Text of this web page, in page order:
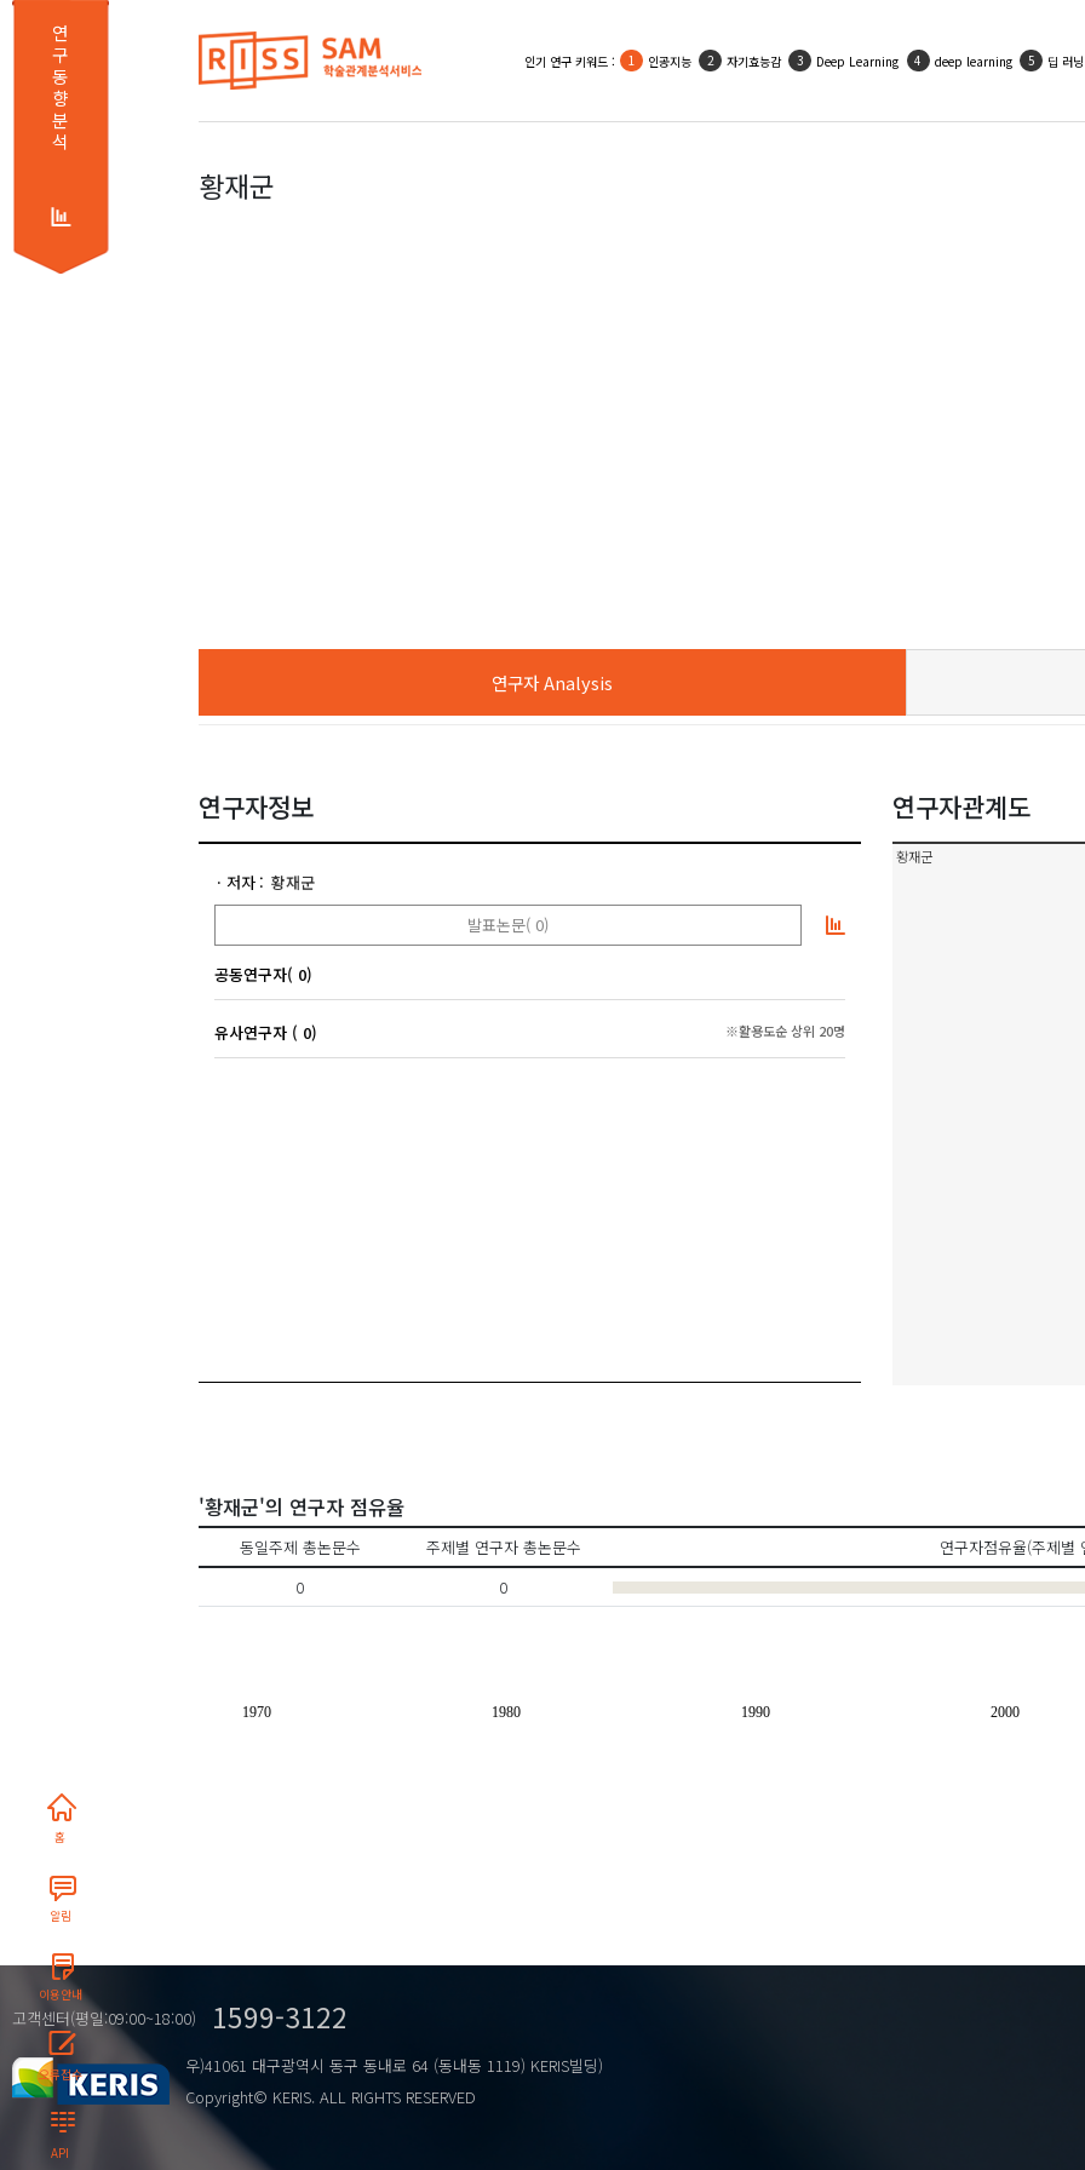
연
구
동
향
분
석
홈
알림
이용안내
오류접수
API
인기 연구 키워드 : 인공지능 자기효능감 Deep Learning deep learning 딥 러닝
황재군
연구자 Analysis
연구자정보
저자
황재군
발표논문( 0)
공동연구자( 0)
유사연구자 ( 0) ※활용도순 상위 20명
연구자관계도
황재군
'황재군'의 연구자 점유율
동일주제 총논문수 주제별 연구자 총논문수
연구자점유율(주제별
0
0
1970 1980 1990 2000
고객센터(평일:09:00~18:00) 1599-3122
우)41061 대구광역시 동구 동내로 64 (동내동 1119) KERIS빌딩)
Copyright© KERIS. ALL RIGHTS RESERVED